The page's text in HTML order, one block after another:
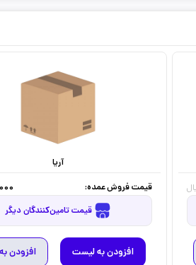
آریا
قیمت فروش عمده:
قیمت تامین‌کنندگان دیگر
افزودن به لیست افزودن